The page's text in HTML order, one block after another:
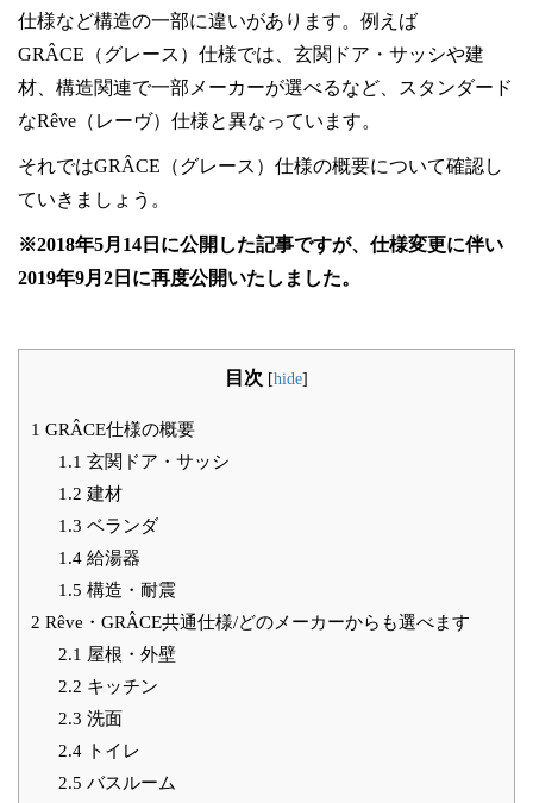
仕様など構造の一部に違いがあります。例えば
GRÂCE（グレース）仕様では、玄関ドア・サッシや建
材、構造関連で一部メーカーが選べるなど、スタンダード
なRêve（レーヴ）仕様と異なっています。
それではGRÂCE（グレース）仕様の概要について確認し
ていきましょう。
※2018年5月14日に公開した記事ですが、仕様変更に伴い
2019年9月2日に再度公開いたしました。
目次 [hide]
1 GRÂCE仕様の概要
1.1 玄関ドア・サッシ
1.2 建材
1.3 ベランダ
1.4給湯器
1.5 構造・耐震
2 Rêve・GRÂCE共通仕様/どのメーカーからも選べます
2.1 屋根・外壁
2.2 キッチン
2.3 洗面
2.4トイレ
2.5 バスルーム